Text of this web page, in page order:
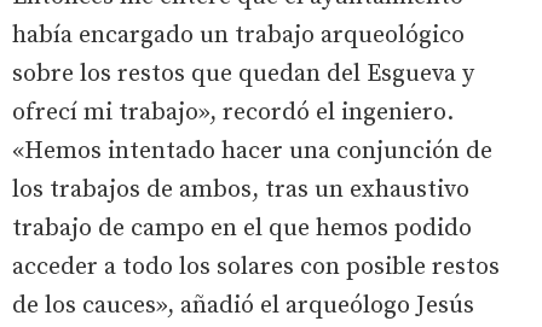
había encargado un trabajo arqueológico
sobre los restos que quedan del Esgueva y
ofrecí mi trabajo», recordó el ingeniero.
«Hemos intentado hacer una conjunción de
los trabajos de ambos, tras un exhaustivo
trabajo de campo en el que hemos podido
acceder a todo los solares con posible restos
de los cauces», añadió el arqueólogo Jesús